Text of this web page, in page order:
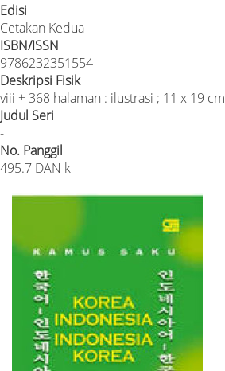
Edisi
Cetakan Kedua
ISBN/ISSN
9786232351554
Deskripsi Fisik
viii + 368 halaman : ilustrasi ; 11 x 19 cm
Judul Seri
-
No. Panggil
495.7 DAN k